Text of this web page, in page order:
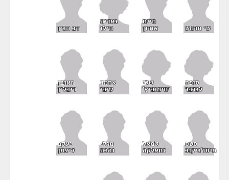
שי חרמש
חיים
אורון
נאדיה
חילו דב חנין
סופה
לנדבר
שלי
יחימוביץ'
אחמד
טיבי
ראובן
ריבלין
סטס
מיסז'ניקוב
ג'מאל
זחאלקה
מגלי
והבה
יעקב
ליצמן